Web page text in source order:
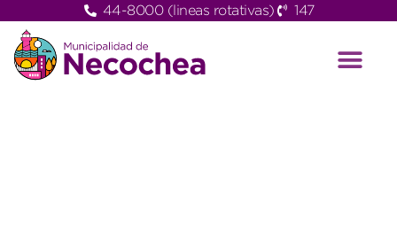
44-8000 (lineas rotativas) 147